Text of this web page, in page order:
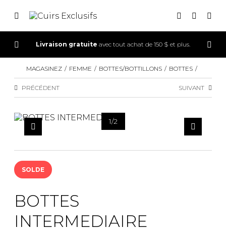
INSCRIPTION
Livraison gratuite avec tout achat de 150 $ et plus.
MAGASINEZ FEMME BOTTES/BOTTILLONS BOTTES
PRÉCÉDENT SUIVANT
1/2
SOLDE
BOTTES
INTERMEDIAIRE